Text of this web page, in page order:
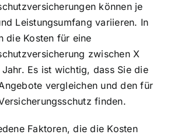
können je
Leistungsumfang variieren. In
die Kosten für eine
zwischen X
Es ist wichtig, dass Sie die
vergleichen und den für
finden.
Faktoren, die die Kosten